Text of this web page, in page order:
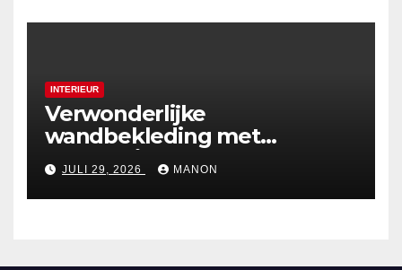
INTERIEUR
Verwonderlijke
wandbekleding met
holografische effecten
JULI 29, 2026 MANON